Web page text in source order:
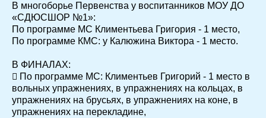
В многоборье Первенства у воспитанников МОУ ДО
«СДЮСШОР №1»:
По программе МС Климентьева Григория - 1 место,
По программе КМС: у Калюжина Виктора - 1 место.
В ФИНАЛАХ:
 По программе МС: Климентьев Григорий - 1 место в
вольных упражнениях, в упражнениях на кольцах, в
упражнениях на брусьях, в упражнениях на коне, в
упражнениях на перекладине,